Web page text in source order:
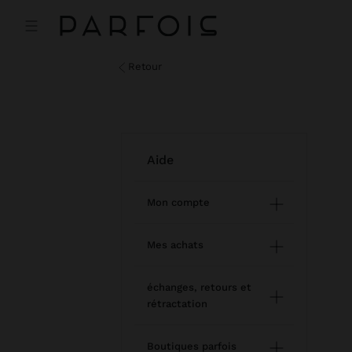
aide
Mon compte
Inscription et connexion
Newsletter
Liste de souhaits
Mes achats
Achat en ligne
échanges, retours et
rétractation
Comment retourner / se
Boutiques parfois
retour